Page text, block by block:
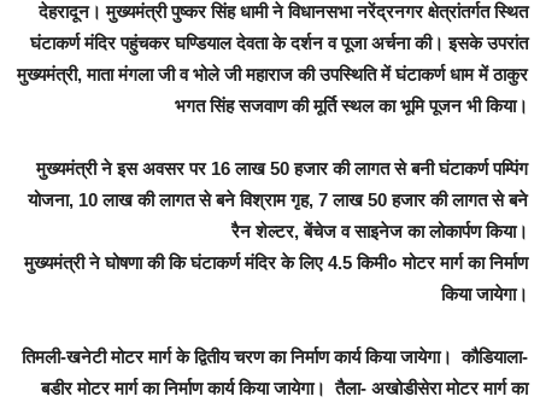
देहरादून। मुख्यमंत्री पुष्कर सिंह धामी ने विधानसभा नरेंद्रनगर क्षेत्रांतर्गत स्थित
घंटाकर्ण मंदिर पहुंचकर घण्डियाल देवता के दर्शन व पूजा अर्चना की। इसके उपरांत
मुख्यमंत्री, माता मंगला जी व भोले जी महाराज की उपस्थिति में घंटाकर्ण धाम में ठाकुर
भगत सिंह सजवाण की मूर्ति स्थल का भूमि पूजन भी किया।
मुख्यमंत्री ने इस अवसर पर 16 लाख 50 हजार की लागत से बनी घंटाकर्ण पम्पिंग
योजना, 10 लाख की लागत से बने विश्राम गृह, 7 लाख 50 हजार की लागत से बने
रैन शेल्टर, बेंचेज व साइनेज का लोकार्पण किया।
मुख्यमंत्री ने घोषणा की कि घंटाकर्ण मंदिर के लिए 4.5 किमी० मोटर मार्ग का निर्माण
किया जायेगा।
तिमली-खनेटी मोटर मार्ग के द्वितीय चरण का निर्माण कार्य किया जायेगा। कौडियाला-
बडीर मोटर मार्ग का निर्माण कार्य किया जायेगा। तैला- अखोडीसेरा मोटर मार्ग का